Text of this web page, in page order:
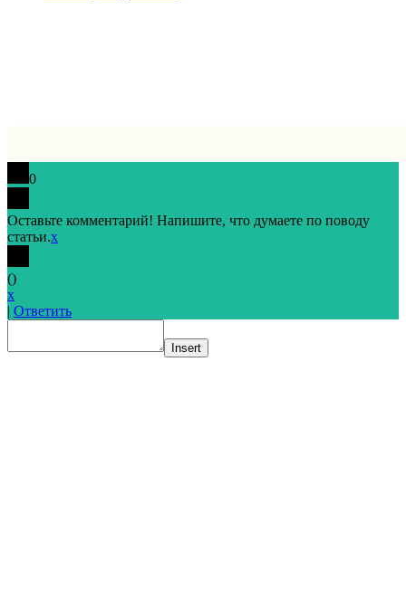
0
Оставьте комментарий! Напишите, что думаете по поводу
статьи.x
()
x
| Ответить
Insert